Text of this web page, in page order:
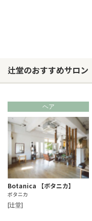
辻堂のおすすめサロン
ヘア
Botanica 【ボタニカ】
ボタニカ
[辻堂]